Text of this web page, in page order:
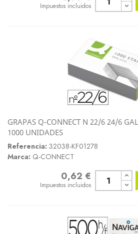
Impuestos incluidos
GRAPAS Q-CONNECT N 22/6 24/6
1000 UNIDADES
Referencia: 32038-KF01278
Marca: Q-CONNECT
0,62 €
Impuestos incluidos